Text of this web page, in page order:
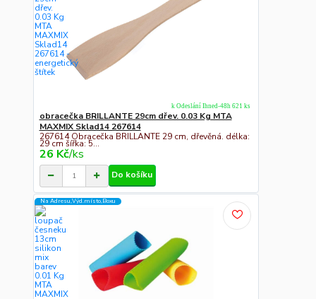
obracečka BRILLANTE 29cm dřev. 0.03 Kg MTA
MAXMIX Sklad14 267614
267614 Obracečka BRILLANTE 29 cm, dřevěná. délka:
29 cm šířka: 5...
26 Kč/ks
k Odeslání Ihned-48h 621 ks
Do košíku
Na Adresu,Výd.místo,Boxu